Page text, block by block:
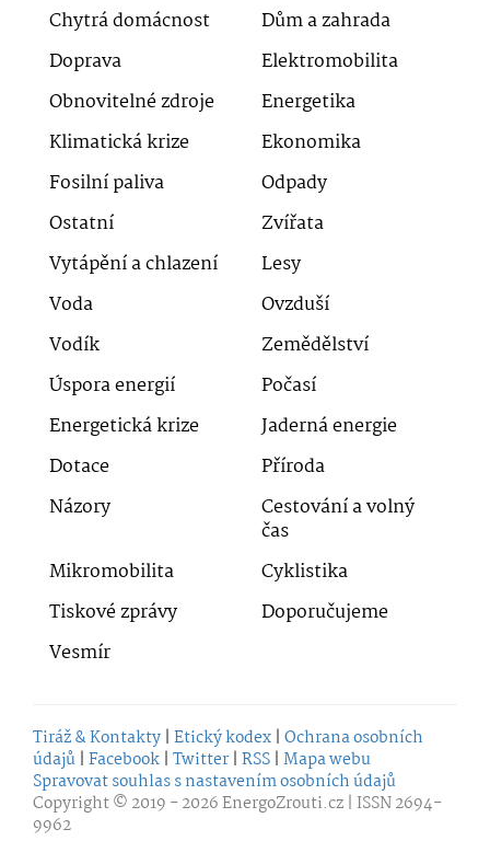
Chytrá domácnost
Dům a zahrada
Doprava
Elektromobilita
Obnovitelné zdroje
Energetika
Klimatická krize
Ekonomika
Fosilní paliva
Odpady
Ostatní
Zvířata
Vytápění a chlazení
Lesy
Voda
Ovzduší
Vodík
Zemědělství
Úspora energií
Počasí
Energetická krize
Jaderná energie
Dotace
Příroda
Názory
Cestování a volný
čas
Mikromobilita
Cyklistika
Tiskové zprávy
Doporučujeme
Vesmír
Tiráž & Kontakty | Etický kodex | Ochrana osobních
údajů | Facebook | Twitter | RSS | Mapa webu
Spravovat souhlas s nastavením osobních údajů
Copyright © 2019 - 2026EnergoZrouti.cz | ISSN 2694-
9962